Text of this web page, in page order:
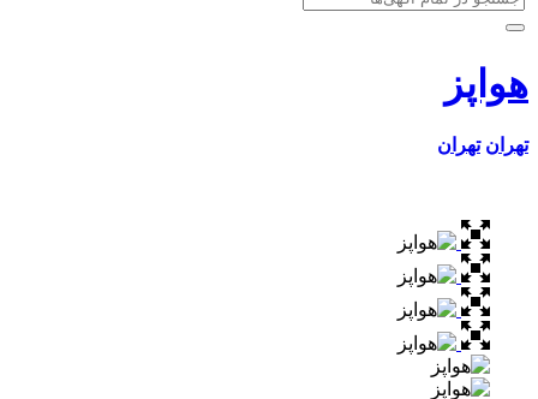
هواپز
تهران تهران